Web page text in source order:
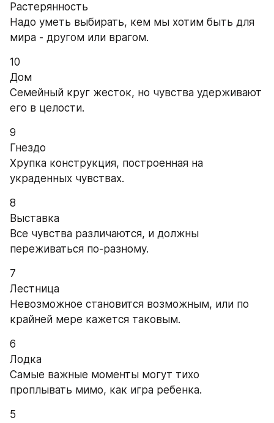
Растерянность
Надо уметь выбирать, кем мы хотим быть для
мира - другом или врагом.
10
Дом
Семейный круг жесток, но чувства удерживают
его в целости.
9
Гнездо
Хрупка конструкция, построенная на
украденных чувствах.
8
Выставка
Все чувства различаются, и должны
переживаться по-разному.
7
Лестница
Невозможное становится возможным, или по
крайней мере кажется таковым.
6
Лодка
Самые важные моменты могут тихо
проплывать мимо, как игра ребенка.
5